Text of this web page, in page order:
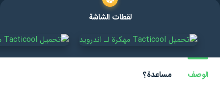
لقطات الشاشة
الوصف
مساعدة؟